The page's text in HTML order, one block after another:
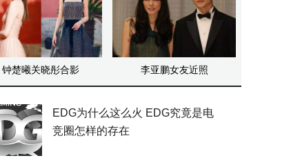
钟楚曦关晓彤合影 李亚鹏女友近照
EDG为什么这么火 EDG究竟是电
竞圈怎样的存在